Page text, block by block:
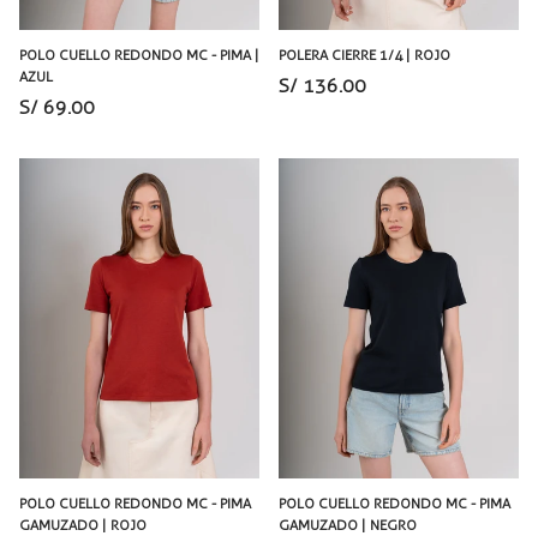
POLO CUELLO REDONDO MC - PIMA |
AZUL
S/ 69.00
POLERA CIERRE 1/4 | ROJO
S/ 136.00
POLO CUELLO REDONDO MC - PIMA
GAMUZADO | ROJO
POLO CUELLO REDONDO MC - PIMA
GAMUZADO | NEGRO